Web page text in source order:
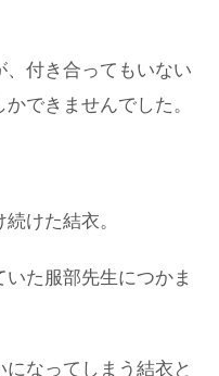
付き合ってもいない
できませんでした。
けた結衣。
た服部先生につかま
なってしまう結衣と